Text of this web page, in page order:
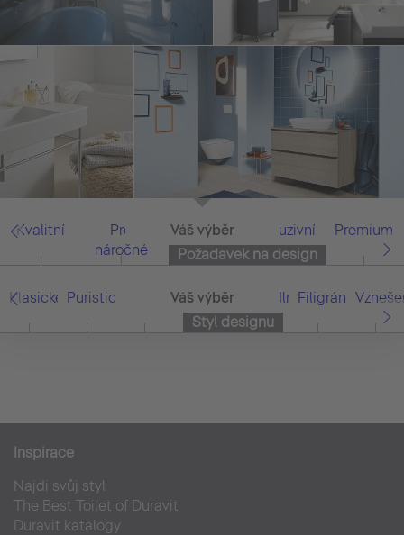
Kvalitní
Pro
náročné
Vše Exkluzivní
Premium
Požadavek na design
Váš výběr
Klasické/prostéPuristické/zredukované
Přímočaré/moderní
Vše Pohodlné/funkční
Filigránové/
Styl designu
Váš výběr
Inspirace
Najdi svůj styl
The Best Toilet of Duravit
Duravit katalogy